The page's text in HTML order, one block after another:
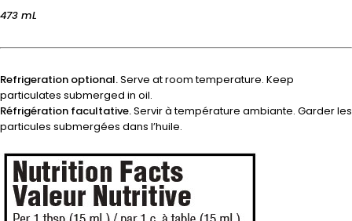
473 mL
Refrigeration optional.Serve at room temperature. Keep
particulates submerged in oil.
Réfrigération facultative.Servir à température ambiante. Garder les
particules submergées dans l’huile.